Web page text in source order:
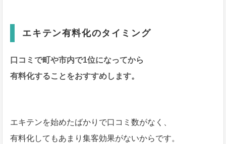
エキテン有料化のタイミング
口コミで町や市内で1位になってから
有料化することをおすすめします。
エキテンを始めたばかりで口コミ数がなく、
有料化してもあまり集客効果がないからです。